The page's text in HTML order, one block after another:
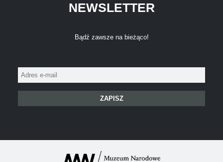
NEWSLETTER
Bądź zawsze na bieżąco!
Adres
e-